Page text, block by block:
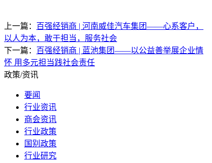
上一篇： 百强经销商 | 河南威佳汽车集团——心系客户，
以人为本，敢于担当，服务社会
下一篇： 百强经销商 | 蓝池集团——以公益善举展企业情
怀 用多元担当践社会责任
政策/资讯
要闻
行业资讯
商会资讯
行业政策
国别政策
行业研究